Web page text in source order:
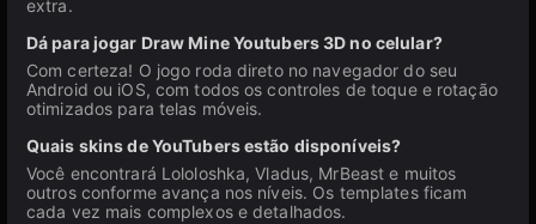
extra.
Dá para jogar Draw Mine Youtubers 3D no celular?
Com certeza! O jogo roda direto no navegador do seu
Android ou iOS, com todos os controles de toque e rotação
otimizados para telas móveis.
Quais skins de YouTubers estão disponíveis?
Você encontrará Lololoshka, Vladus, MrBeast e muitos
outros conforme avança nos níveis. Os templates ficam
cada vez mais complexos e detalhados.